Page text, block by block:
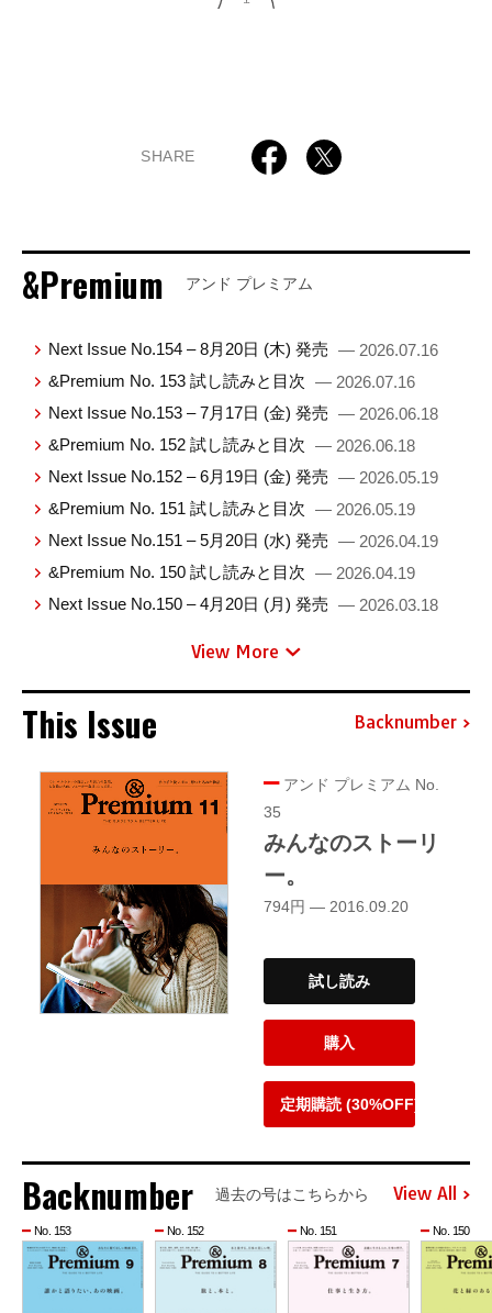
SHARE
&Premium アンド プレミアム
Next Issue No.154 – 8月20日 (木) 発売 — 2026.07.16
&Premium No. 153 試し読みと目次 — 2026.07.16
Next Issue No.153 – 7月17日 (金) 発売 — 2026.06.18
&Premium No. 152 試し読みと目次 — 2026.06.18
Next Issue No.152 – 6月19日 (金) 発売 — 2026.05.19
&Premium No. 151 試し読みと目次 — 2026.05.19
Next Issue No.151 – 5月20日 (水) 発売 — 2026.04.19
&Premium No. 150 試し読みと目次 — 2026.04.19
Next Issue No.150 – 4月20日 (月) 発売 — 2026.03.18
View More
This Issue Backnumber
アンド プレミアム No.
35
みんなのストーリ
ー。
794円 — 2016.09.20
試し読み
購入
定期購読 (30%OFF)
Backnumber 過去の号はこちらから View All
No. 153 No. 152 No. 151 No. 150